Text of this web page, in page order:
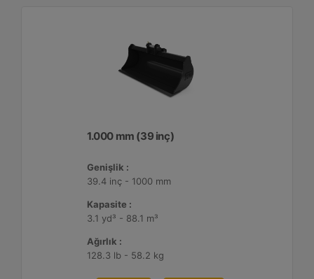
1.000 mm (39 inç)
Genişlik :
39.4 inç - 1000 mm
Kapasite :
3.1 yd³ - 88.1 m³
Ağırlık :
128.3 lb - 58.2 kg